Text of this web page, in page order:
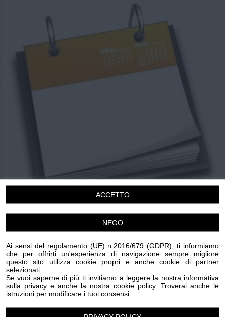
ACCETTO
NEGO
Ai sensi del regolamento (UE) n.2016/679 (GDPR), ti informiamo
che per offrirti un'esperienza di navigazione sempre migliore
questo sito utilizza cookie propri e anche cookie di partner
selezionati.
Se vuoi saperne di più ti invitiamo a leggere la nostra informativa
sulla privacy e anche la nostra cookie policy. Troverai anche le
istruzioni per modificare i tuoi consensi.
CATEGORIE EVENTI
Bimbi Cinema Corsi
SpettacoloSport
Laboratorio Comunicazione Non Violenta
“Premesse di Pace”
Giovedi 18 Giugno 2026
17.30 - 20.00
Sanremo
Cultura